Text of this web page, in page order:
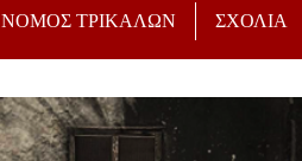
ΝΟΜΟΣ ΤΡΙΚΑΛΩΝ ΣΧΟΛΙΑ